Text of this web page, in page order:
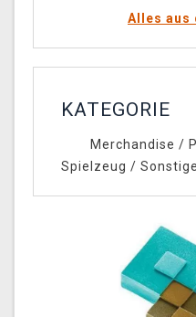
Alles aus
KATEGORIE
Merchandise /
Spielzeug / Sonstige